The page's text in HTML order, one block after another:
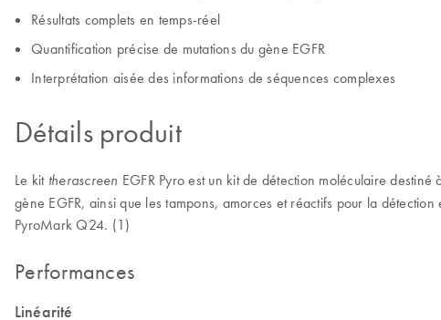
Résultats complets en temps-réel
Quantification précise de mutations du gène EGFR
Interprétation aisée des informations de séquences complexes
Détails produit
Le kit therascreen EGFR Pyro est un kit de détection moléculaire
gène EGFR, ainsi que les tampons, amorces et réactifs pour la
PyroMark Q24. (1)
Performances
Linéarité